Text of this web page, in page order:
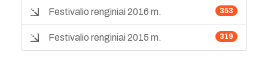
353
Festivalio renginiai 2016 m.
319
Festivalio renginiai 2015 m.